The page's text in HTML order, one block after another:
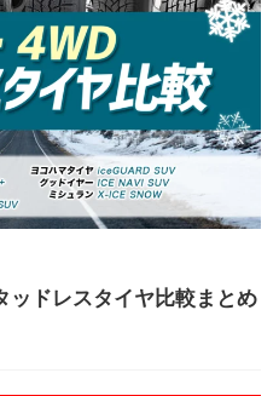
ドレスタイヤ比較まとめ